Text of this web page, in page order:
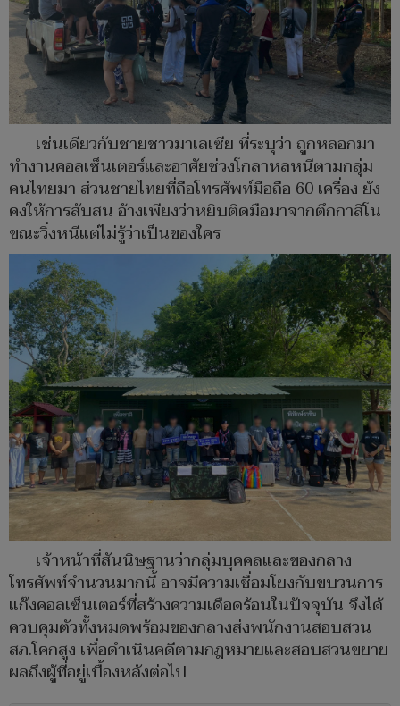
เช่นเดียวกับชายชาวมาเลเซีย ที่ระบุว่า ถูกหลอกมา
ทำงานคอลเซ็นเตอร์และอาศัยช่วงโกลาหลหนีตามกลุ่ม
คนไทยมา ส่วนชายไทยที่ถือโทรศัพท์มือถือ 60 เครื่อง ยัง
คงให้การสับสน อ้างเพียงว่าหยิบติดมือมาจากตึกกาสิโน
ขณะวิ่งหนีแต่ไม่รู้ว่าเป็นของใคร
เจ้าหน้าที่สันนิษฐานว่ากลุ่มบุคคลและของกลาง
โทรศัพท์จำนวนมากนี้ อาจมีความเชื่อมโยงกับขบวนการ
แก๊งคอลเซ็นเตอร์ที่สร้างความเดือดร้อนในปัจจุบัน จึงได้
ควบคุมตัวทั้งหมดพร้อมของกลางส่งพนักงานสอบสวน
สภ.โคกสูง เพื่อดำเนินคดีตามกฎหมายและสอบสวนขยาย
ผลถึงผู้ที่อยู่เบื้องหลังต่อไป